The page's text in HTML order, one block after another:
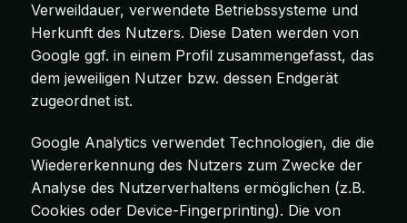
Verweildauer, verwendete Betriebssysteme und
Herkunft des Nutzers. Diese Daten werden von
Google ggf. in einem Profil zusammengefasst, das
dem jeweiligen Nutzer bzw. dessen Endgerät
zugeordnet ist.
Google Analytics verwendet Technologien, die die
Wiedererkennung des Nutzers zum Zwecke der
Analyse des Nutzerverhaltens ermöglichen (z.B.
Cookies oder Device-Fingerprinting). Die von